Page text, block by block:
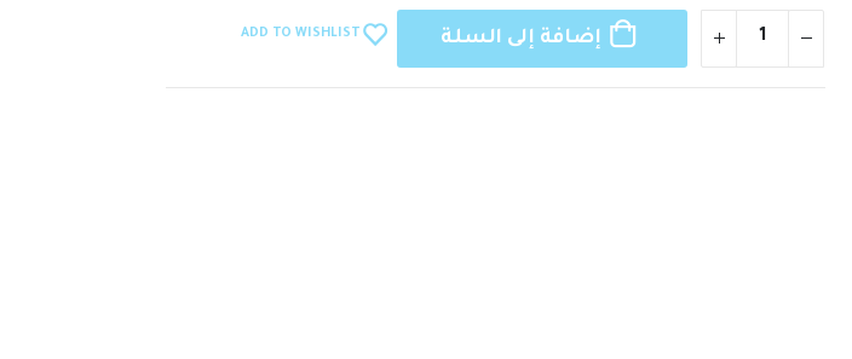
إضافة إلى السلة ADD TO WISHLIST